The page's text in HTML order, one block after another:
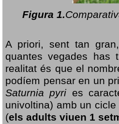
Figura 1.
A priori, sent tan
quantes vegades has
realitat és que el
podíem pensar en un
Saturnia pyri es
univoltina) amb un
(els adults viuen 1